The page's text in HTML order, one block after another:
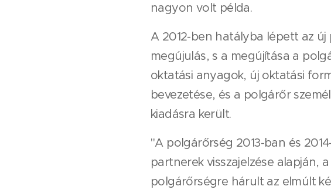
nagyon volt példa.
A 2012-ben hatályba lépett az
megújulás, s a megújítása a
oktatási anyagok, új oktatási
bevezetése, és a polgárőr
kiadásra került.
"A polgárőrség 2013-ban és
partnerek visszajelzése alapján,
polgárőrségre hárult az elmúlt